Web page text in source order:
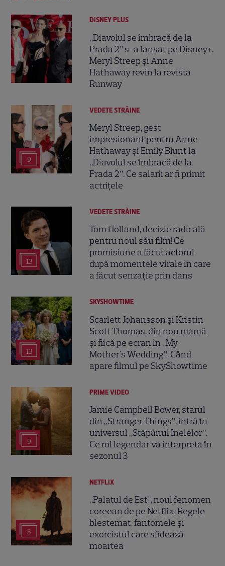
DISNEY PLUS
„Diavolul se îmbracă de la
Prada 2” s-a lansat pe Disney+.
Meryl Streep și Anne
Hathaway revin la revista
Runway
9
VEDETE STRĂINE
Meryl Streep, gest
impresionant pentru Anne
Hathaway și Emily Blunt la
„Diavolul se îmbracă de la
Prada 2”. Ce salarii ar fi primit
actrițele
13
VEDETE STRĂINE
Tom Holland, decizie radicală
pentru noul său film! Ce
promisiune a făcut actorul
după momentele virale în care
a făcut senzație prin dans
13
SKYSHOWTIME
Scarlett Johansson și Kristin
Scott Thomas, din nou mamă
și fiică pe ecran în „My
Mother's Wedding”. Când
apare filmul pe SkyShowtime
9
PRIME VIDEO
Jamie Campbell Bower, starul
din „Stranger Things”, intră în
universul „Stăpânul Inelelor”.
Ce rol legendar va interpreta în
sezonul 3
5
NETFLIX
„Palatul de Est”, noul fenomen
coreean de pe Netflix: Regele
blestemat, fantomele și
exorcistul care sfidează
moartea